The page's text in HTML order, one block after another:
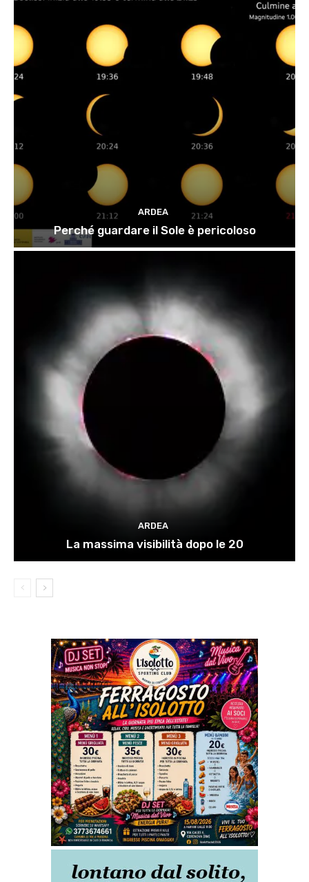
ARDEA
Perché guardare il Sole è pericoloso
ARDEA
La massima visibilità dopo le 20